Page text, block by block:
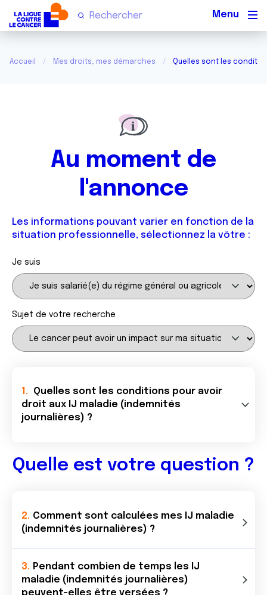
Accueil Mes droits, mes démarches Quelles sont les
Au moment de
l'annonce
Les informations pouvant varier en fonction de la
situation professionnelle, sélectionnez la vôtre :
Je suis
Sujet de votre recherche
Comment sont calculées mes IJ maladie
(indemnités journalières) ?
Pendant combien de temps les IJ
maladie (indemnités journalières)
peuvent-elles être versées ?
Quelle est votre question ?
Quelles sont les conditions pour avoir
droit aux IJ maladie (indemnités
journalières) ?